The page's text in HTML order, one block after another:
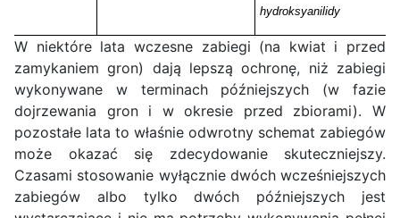
hydroksyanilidy
W niektóre lata wczesne zabiegi (na kwiat i przed
zamykaniem gron) dają lepszą ochronę, niż zabiegi
wykonywane w terminach późniejszych (w fazie
dojrzewania gron i w okresie przed zbiorami). W
pozostałe lata to właśnie odwrotny schemat zabiegów
może okazać się zdecydowanie skuteczniejszy.
Czasami stosowanie wyłącznie dwóch wcześniejszych
zabiegów albo tylko dwóch późniejszych jest